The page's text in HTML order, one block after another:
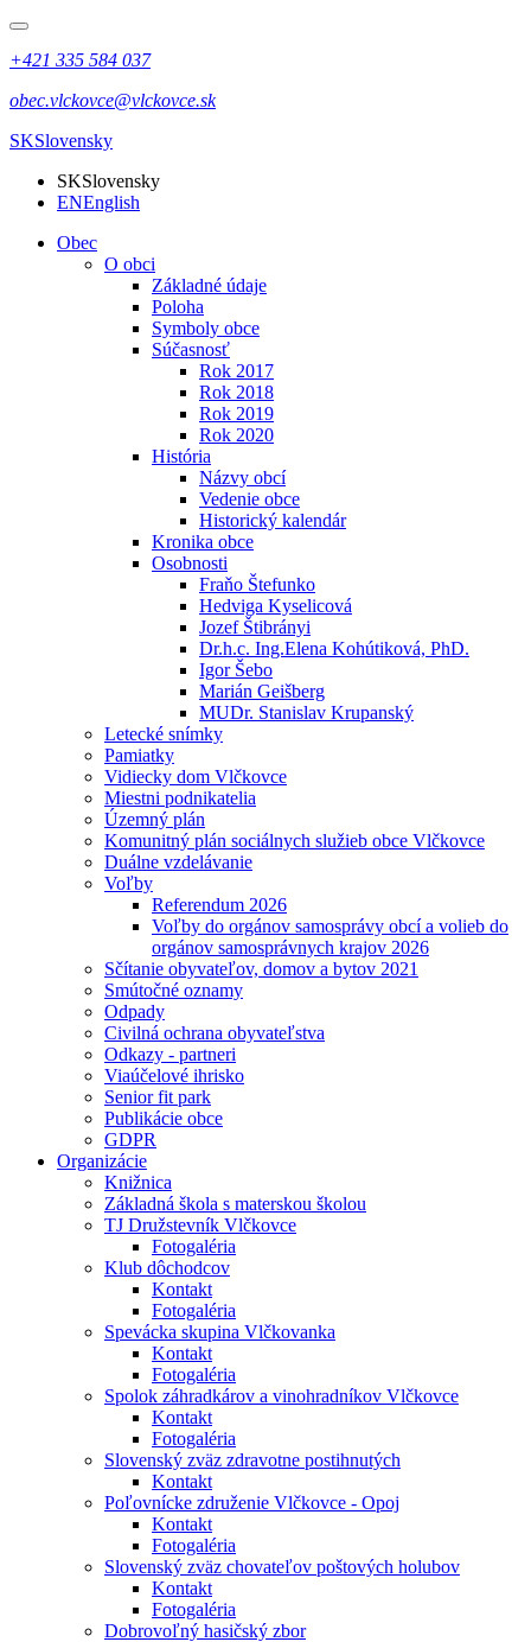
+421 335 584 037
obec.vlckovce@vlckovce.sk
SKSlovensky
SKSlovensky
ENEnglish
Obec
O obci
Základné údaje
Poloha
Symboly obce
Súčasnosť
Rok 2017
Rok 2018
Rok 2019
Rok 2020
História
Názvy obcí
Vedenie obce
Historický kalendár
Kronika obce
Osobnosti
Fraňo Štefunko
Hedviga Kyselicová
Jozef Štibrányi
Dr.h.c. Ing.Elena Kohútiková, PhD.
Igor Šebo
Marián Geišberg
MUDr. Stanislav Krupanský
Letecké snímky
Pamiatky
Vidiecky dom Vlčkovce
Miestni podnikatelia
Územný plán
Komunitný plán sociálnych služieb obce Vlčkovce
Duálne vzdelávanie
Voľby
Referendum 2026
Voľby do orgánov samosprávy obcí a volieb do
orgánov samosprávnych krajov 2026
Sčítanie obyvateľov, domov a bytov 2021
Smútočné oznamy
Odpady
Civilná ochrana obyvateľstva
Odkazy - partneri
Viaúčelové ihrisko
Senior fit park
Publikácie obce
GDPR
Organizácie
Knižnica
Základná škola s materskou školou
TJ Družstevník Vlčkovce
Fotogaléria
Klub dôchodcov
Kontakt
Fotogaléria
Spevácka skupina Vlčkovanka
Kontakt
Fotogaléria
Spolok záhradkárov a vinohradníkov Vlčkovce
Kontakt
Fotogaléria
Slovenský zväz zdravotne postihnutých
Kontakt
Poľovnícke združenie Vlčkovce - Opoj
Kontakt
Fotogaléria
Slovenský zväz chovateľov poštových holubov
Kontakt
Fotogaléria
Dobrovoľný hasičský zbor